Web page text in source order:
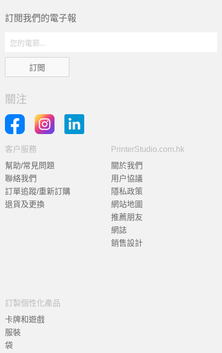
訂閲我們的電子報
關注
客户服務
幫助/常見問題
聯絡我們
訂單追蹤/重新訂購
退貨及更換
PrinterStudio.com.hk
關於我們
用户協議
隱私政策
網站地圖
推薦朋友
網誌
銷售設計
訂製個性化產品
卡牌和遊戲
服裝
袋